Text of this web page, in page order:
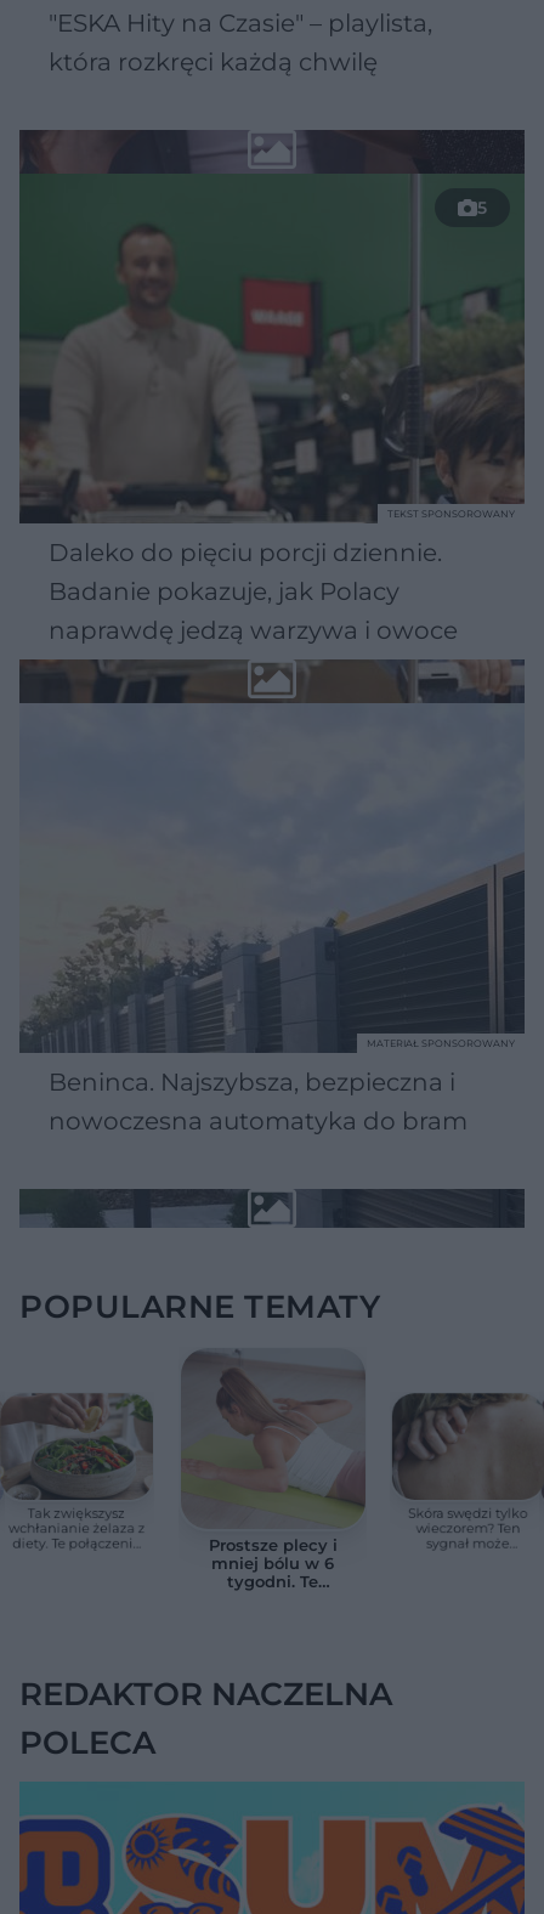
"ESKA Hity na Czasie" – playlista,
która rozkręci każdą chwilę
5
Daleko do pięciu porcji dziennie.
Badanie pokazuje, jak Polacy
naprawdę jedzą warzywa i owoce
TEKST SPONSOROWANY
Beninca. Najszybsza, bezpieczna i
nowoczesna automatyka do bram
MATERIAŁ SPONSOROWANY
POPULARNE TEMATY
Tak zwiększysz
wchłanianie żelaza z
diety. Te połączenia
Prostsze plecy i
mniej bólu w 6
tygodni. Te
Skóra swędzi tylko
wieczorem? Ten
sygnał może
REDAKTOR NACZELNA
POLECA